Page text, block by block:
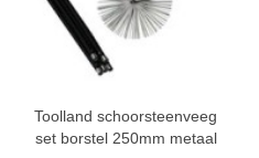
Toolland schoorsteenveeg
set borstel 250mm metaal